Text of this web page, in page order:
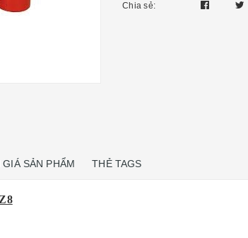
Chia sẻ:
SẢN PHẨM THẺ TAGS